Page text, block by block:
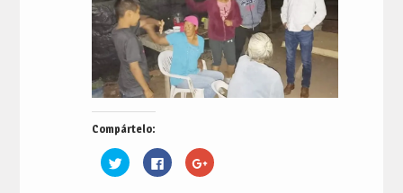
Compártelo:
Haz
clic
Haz
clic
Haz
clic